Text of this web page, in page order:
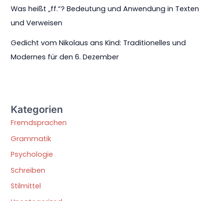
Was heißt „ff.“? Bedeutung und Anwendung in Texten
und Verweisen
Gedicht vom Nikolaus ans Kind: Traditionelles und
Modernes für den 6. Dezember
Kategorien
Fremdsprachen
Grammatik
Psychologie
Schreiben
Stilmittel